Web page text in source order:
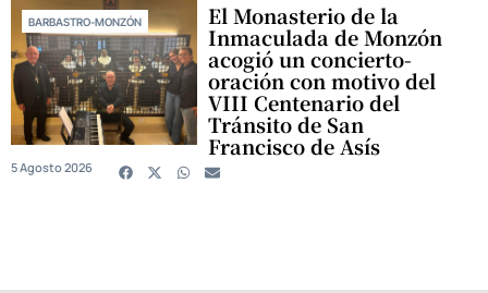
BARBASTRO-MONZÓN El Monasterio de la
Inmaculada de Monzón
acogió un concierto-
oración con motivo del
VIII Centenario del
Tránsito de San
Francisco de Asís
5 Agosto 2026